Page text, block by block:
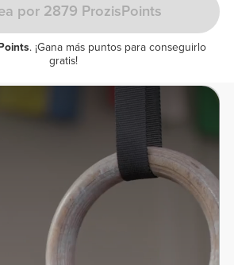
por 2879 ProzisPoints
. ¡Gana más puntos para conseguirlo
gratis!